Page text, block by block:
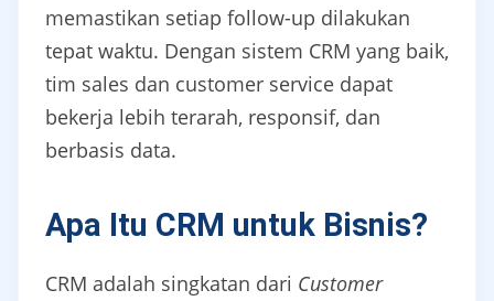
memastikan setiap follow-up dilakukan
tepat waktu. Dengan sistem CRM yang baik,
tim sales dan customer service dapat
bekerja lebih terarah, responsif, dan
berbasis data.
Apa Itu CRM untuk Bisnis?
CRM adalah singkatan dari Customer